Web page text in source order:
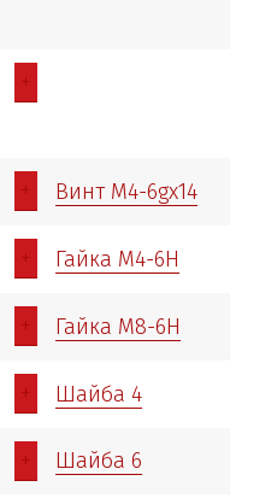
+
+ Винт М4-6gх14
+ Гайка М4-6Н
+ Гайка М8-6Н
+ Шайба 4
+ Шайба 6